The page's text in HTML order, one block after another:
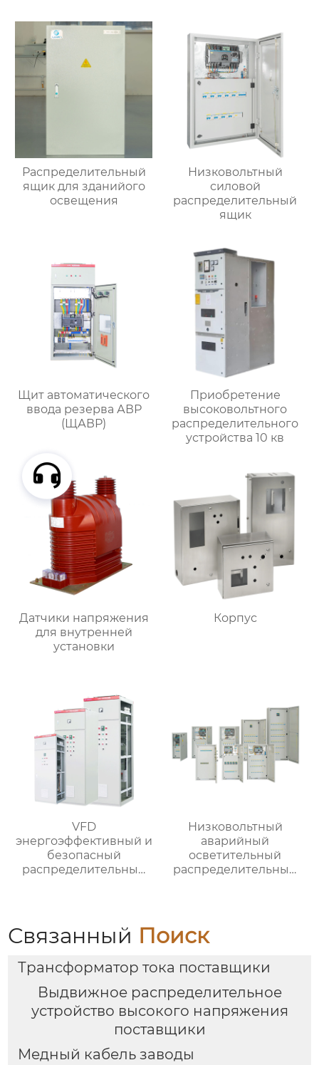
Распределительный
ящик для зданийого
освещения
Низковольтный
силовой
распределительный
ящик
Щит автоматического
ввода резерва АВР
(ЩАВР)
Приобретение
высоковольтного
распределительного
устройства 10 кв
Датчики напряжения
для внутренней
установки
Корпус
VFD
энергоэффективный и
безопасный
распределительный
Низковольтный
аварийный
осветительный
распределительный
Связанный Поиск
Трансформатор тока поставщики
Выдвижное распределительное
устройство высокого напряжения
поставщики
Медный кабель заводы